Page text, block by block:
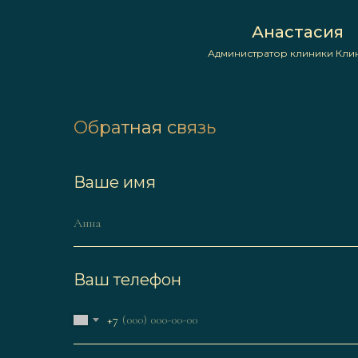
Анастасия
Администратор клиники
Обратная связь
Ваше имя
Ваш телефон
+7